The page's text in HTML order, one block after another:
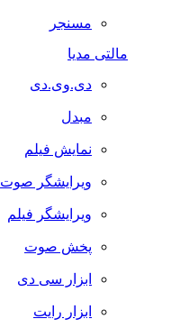
مسنجر
مالتی مدیا
دی.وی.دی
مبدل
نمایش فیلم
ویرایشگر صوت
ویرایشگر فیلم
پخش صوت
ابزار سی دی
ابزار رایت